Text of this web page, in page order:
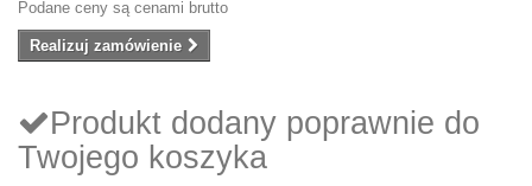
Podane ceny są cenami brutto
Realizuj zamówienie
Produkt dodany poprawnie do
Twojego koszyka